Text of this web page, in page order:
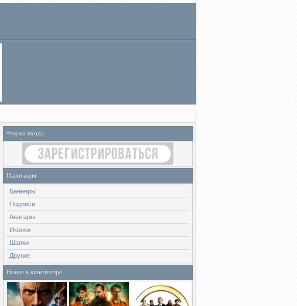
Форма входа
Навигация
Баннеры
Подписи
Аватары
Иконки
Шапки
Другие
Новое в кинотеатре